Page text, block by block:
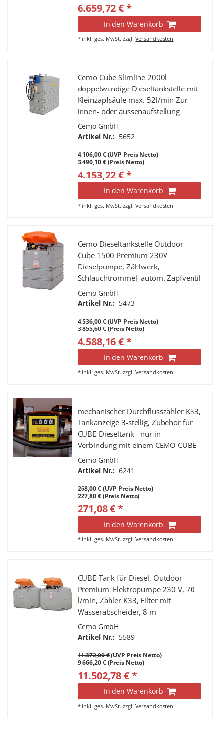
6.659,72 € *
In den Warenkorb
* inkl. ges. MwSt. zzgl.Versandkosten
Cemo Cube Slimline 2000l
doppelwandige Dieseltankstelle mit
Kleinzapfsäule max. 52l/min Zur
innen- oder aussenaufstellung
Cemo GmbH
Artikel Nr.: 5652
4.106,00 €(UVP Preis Netto)
3.490,10 € (Preis Netto)
4.153,22 € *
In den Warenkorb
* inkl. ges. MwSt. zzgl.Versandkosten
Cemo Dieseltankstelle Outdoor
Cube 1500 Premium 230V
Dieselpumpe, Zählwerk,
Schlauchtrommel, autom. Zapfventil
Cemo GmbH
Artikel Nr.: 5473
4.536,00 €(UVP Preis Netto)
3.855,60 € (Preis Netto)
4.588,16 € *
In den Warenkorb
* inkl. ges. MwSt. zzgl.Versandkosten
mechanischer Durchflusszähler K33,
Tankanzeige 3-stellig, Zubehör für
CUBE-Dieseltank - nur in
Verbindung mit einem CEMO CUBE
Dieseltank zu bestellen
Cemo GmbH
Artikel Nr.: 6241
268,00 €(UVP Preis Netto)
227,80 € (Preis Netto)
271,08 € *
In den Warenkorb
* inkl. ges. MwSt. zzgl.Versandkosten
CUBE-Tank für Diesel, Outdoor
Premium, Elektropumpe 230 V, 70
l/min, Zähler K33, Filter mit
Wasserabscheider, 8 m
Schlauchaufroller,
Erweiterungseinheit auf 10.000 Liter
Cemo GmbH
Artikel Nr.: 5589
11.372,00 €(UVP Preis Netto)
9.666,20 € (Preis Netto)
11.502,78 € *
In den Warenkorb
* inkl. ges. MwSt. zzgl.Versandkosten